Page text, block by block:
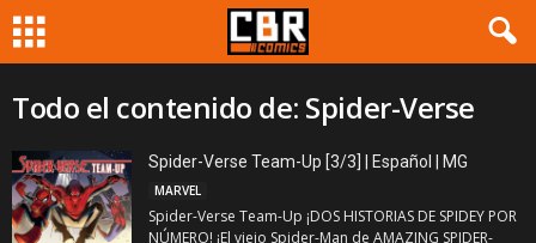
Todo el contenido de: Spider-Verse
Spider-Verse Team-Up [3/3] | Español | MG
MARVEL
Spider-Verse Team-Up ¡DOS HISTORIAS DE SPIDEY POR
NÚMERO! ¡El viejo Spider-Man de AMAZING SPIDER-